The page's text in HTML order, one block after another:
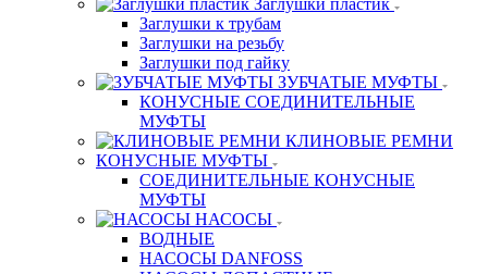
Заглушки к трубам
Заглушки на резьбу
Заглушки под гайку
ЗУБЧАТЫЕ МУФТЫ
КОНУСНЫЕ СОЕДИНИТЕЛЬНЫЕ
МУФТЫ
КЛИНОВЫЕ РЕМНИ
КОНУСНЫЕ МУФТЫ
СОЕДИНИТЕЛЬНЫЕ КОНУСНЫЕ
МУФТЫ
НАСОСЫ
ВОДНЫЕ
НАСОСЫ DANFOSS